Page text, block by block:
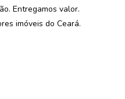
Entregamos valor.
imóveis do Ceará.